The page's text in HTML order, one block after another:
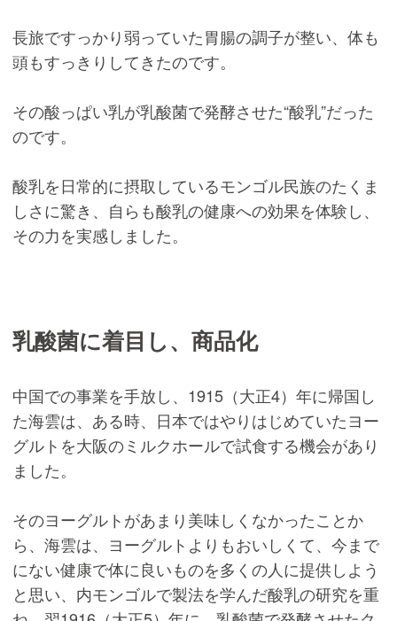
長旅ですっかり弱っていた胃腸の調子が整い、体も
頭もすっきりしてきたのです。
その酸っぱい乳が乳酸菌で発酵させた“酸乳”だった
のです。
酸乳を日常的に摂取しているモンゴル民族のたくま
しさに驚き、自らも酸乳の健康への効果を体験し、
その力を実感しました。
乳酸菌に着目し、商品化
中国での事業を手放し、1915（大正4）年に帰国し
た海雲は、ある時、日本ではやりはじめていたヨー
グルトを大阪のミルクホールで試食する機会があり
ました。
そのヨーグルトがあまり美味しくなかったことか
ら、海雲は、ヨーグルトよりもおいしくて、今まで
にない健康で体に良いものを多くの人に提供しよう
と思い、内モンゴルで製法を学んだ酸乳の研究を重